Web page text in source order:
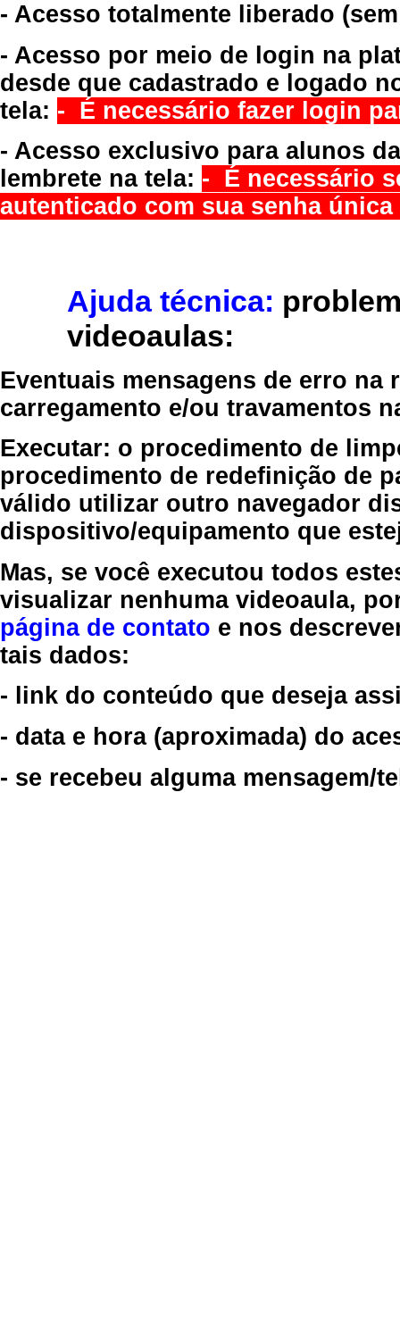
- Acesso totalmente liberado
- Acesso por meio de login na
desde que cadastrado e logado
tela: - É necessário fazer login
- Acesso exclusivo para alunos
lembrete na tela: - É necessário
autenticado com sua senha
Ajuda técnica:
videoaulas:
Eventuais mensagens de erro
carregamento e/ou travamentos
Executar: o procedimento de
procedimento de redefinição de
válido utilizar outro navegador
dispositivo/equipamento que
Mas, se você executou todos
visualizar nenhuma videoaula,
página de contato e nos
tais dados:
- link do conteúdo que deseja
- data e hora (aproximada) do
- se recebeu alguma mensagem/